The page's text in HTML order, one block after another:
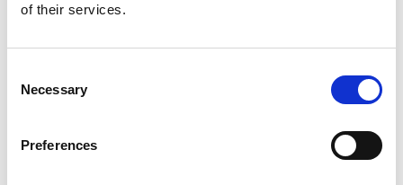
of their services.
Selection
Necessary
Preferences